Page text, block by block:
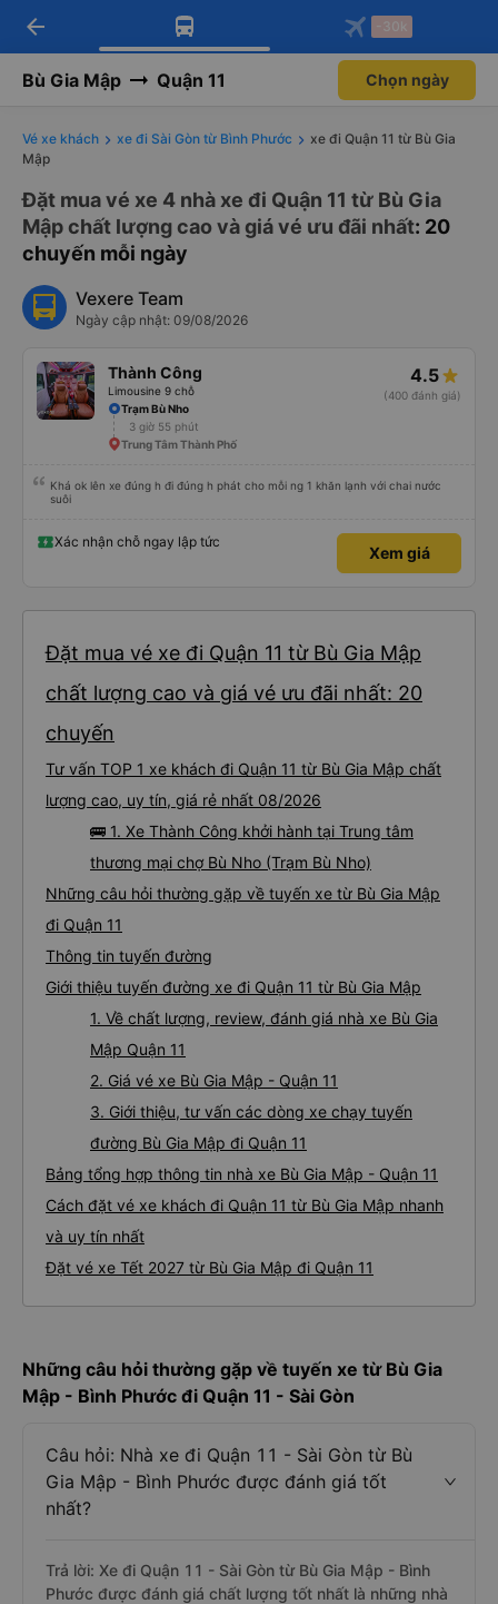
Tải app Vexere ngay!
Nhận ưu đãi thành viên độc
Mở app
Tải app Vexere
-30k/ghế khi đặt vé máy bay qua
Mở app
arrow_back -30k
Bù Gia Mập Quận 11 Chọn ngày
Vé xe khách xe đi Sài Gòn từ Bình Phước
xe đi Quận 11 từ Bù Gia
Mập
Đặt mua vé xe 4 nhà xe đi Quận 11 từ Bù Gia
Mập chất lượng cao và giá vé ưu đãi nhất: 20
chuyến mỗi ngày
Vexere Team
Ngày cập nhật: 09/08/2026
Thành Công
Limousine 9 chỗ
4.5
(400 đánh giá)
Trạm Bù Nho
3 giờ 55 phút
Trung Tâm Thành Phố
Khá ok lên xe đúng h đi đúng h phát cho mỗi ng 1 khăn lạnh với chai nước
suôi
Xác nhận chỗ ngay lập tức
Xem giá
Đặt mua vé xe đi Quận 11 từ Bù Gia Mập
chất lượng cao và giá vé ưu đãi nhất: 20
chuyến
Tư vấn TOP 1 xe khách đi Quận 11 từ Bù Gia Mập chất
lượng cao, uy tín, giá rẻ nhất 08/2026
🚌 1. Xe Thành Công khởi hành tại Trung tâm
thương mại chợ Bù Nho (Trạm Bù Nho)
Những câu hỏi thường gặp về tuyến xe từ Bù Gia Mập
đi Quận 11
Thông tin tuyến đường
Giới thiệu tuyến đường xe đi Quận 11 từ Bù Gia Mập
1. Về chất lượng, review, đánh giá nhà xe Bù Gia
Mập Quận 11
2. Giá vé xe Bù Gia Mập - Quận 11
3. Giới thiệu, tư vấn các dòng xe chạy tuyến
đường Bù Gia Mập đi Quận 11
Bảng tổng hợp thông tin nhà xe Bù Gia Mập - Quận 11
Cách đặt vé xe khách đi Quận 11 từ Bù Gia Mập nhanh
và uy tín nhất
Đặt vé xe Tết 2027 từ Bù Gia Mập đi Quận 11
Những câu hỏi thường gặp về tuyến xe từ Bù Gia
Mập - Bình Phước đi Quận 11 - Sài Gòn
Câu hỏi: Nhà xe đi Quận 11 - Sài Gòn từ Bù
Gia Mập - Bình Phước được đánh giá tốt
nhất?
Trả lời: Xe đi Quận 11 - Sài Gòn từ Bù Gia Mập - Bình
Phước được đánh giá chất lượng tốt nhất là những nhà